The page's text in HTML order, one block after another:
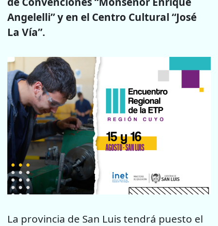
Angelelli” y en el Centro Cultural “José
La Vía”.
La provincia de San Luis tendrá puesto el